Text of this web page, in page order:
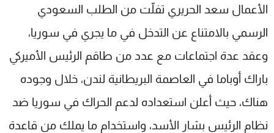
الأعمال سعد الحريري تفلّت من الطلب السعودي
الرسمي بالامتناع عن التدخل في ما يجري في سوريا،
وعقد عدة اجتماعات مع عدد من طاقم الرئيس الأميركي
باراك أوباما في العاصمة البريطانية لندن، خلال وجوده
هناك، حيث أعلن استعداده لدعم الحراك في سوريا ضد
نظام الرئيس بشار الأسد، واستخدام ما يملك من قاعدة
الإنـتـاج
لاعلاناتكم
تواصل معنا
شروط الإسـتخدام
سياسة الخصوصية